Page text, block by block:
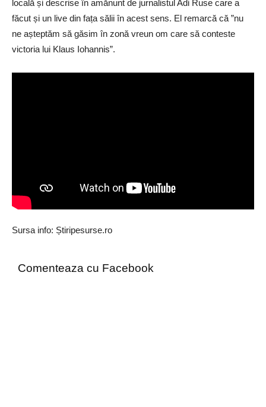
locală și descrise în amănunt de jurnalistul Adi Ruse care a
făcut și un live din fața sălii în acest sens. El remarcă că ”nu
ne așteptăm să găsim în zonă vreun om care să conteste
victoria lui Klaus Iohannis”.
Sursa info: Știripesurse.ro
Comenteaza cu Facebook